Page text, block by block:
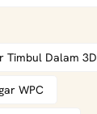
Timbul Dalam 3D
WPC